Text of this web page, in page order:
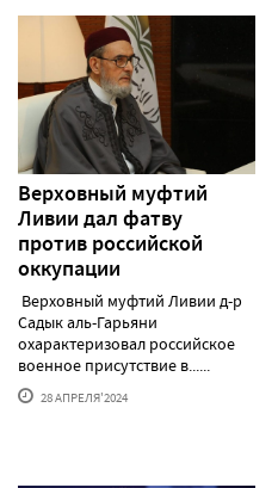
Верховный муфтий
Ливии дал фатву
против российской
оккупации
Верховный муфтий Ливии д-р
Садык аль-Гарьяни
охарактеризовал российское
военное присутствие в......
28 АПРЕЛЯ'2024